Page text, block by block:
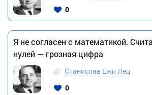
0
Я не согласен с математикой.
нулей — грозная цифра
Станислав Ежи Лец
0